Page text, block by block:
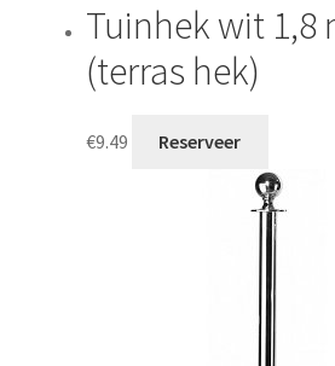
Tuinhek wit 1,8
(terras hek)
€9.49 Reserveer